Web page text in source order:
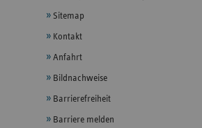
Sitemap
Kontakt
Anfahrt
Bildnachweise
Barrierefreiheit
Barriere melden